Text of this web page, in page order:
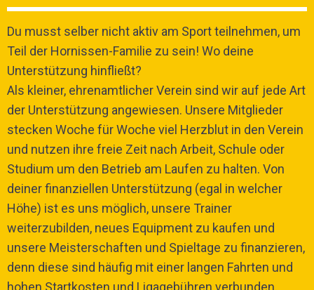
Du musst selber nicht aktiv am Sport teilnehmen, um
Teil der Hornissen-Familie zu sein! Wo deine
Unterstützung hinfließt?
Als kleiner, ehrenamtlicher Verein sind wir auf jede Art
der Unterstützung angewiesen. Unsere Mitglieder
stecken Woche für Woche viel Herzblut in den Verein
und nutzen ihre freie Zeit nach Arbeit, Schule oder
Studium um den Betrieb am Laufen zu halten. Von
deiner finanziellen Unterstützung (egal in welcher
Höhe) ist es uns möglich, unsere Trainer
weiterzubilden, neues Equipment zu kaufen und
unsere Meisterschaften und Spieltage zu finanzieren,
denn diese sind häufig mit einer langen Fahrten und
hohen Startkosten und Ligagebühren verbunden.